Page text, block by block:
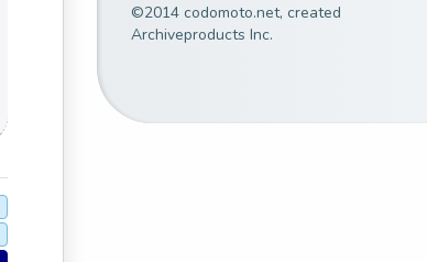
©2014 codomoto.net, created
Archiveproducts Inc.